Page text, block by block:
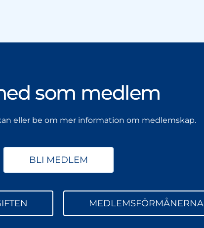
som medlem
eller be om mer information om medlemskap.
BLI MEDLEM
MEDLEMSFÖRMÅNERNA